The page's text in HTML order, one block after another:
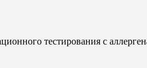
тестирования с